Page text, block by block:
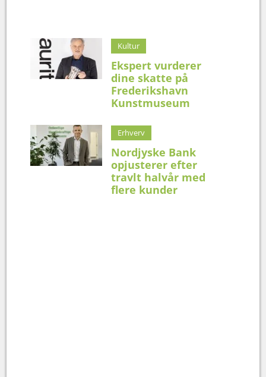
Kultur
Ekspert vurderer
dine skatte på
Frederikshavn
Kunstmuseum
Erhverv
Nordjyske Bank
opjusterer efter
travlt halvår med
flere kunder